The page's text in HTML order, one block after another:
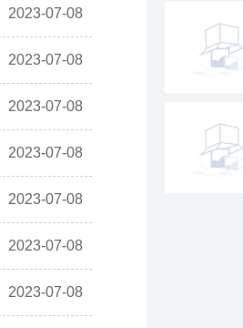
2023-07-08
2023-07-08
2023-07-08
2023-07-08
2023-07-08
2023-07-08
2023-07-08